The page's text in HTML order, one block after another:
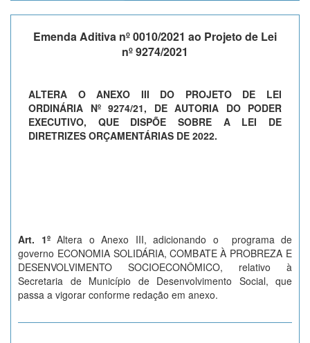
Emenda Aditiva nº 0010/2021 ao Projeto de Lei
nº 9274/2021
ALTERA O ANEXO III DO PROJETO DE LEI
ORDINÁRIA Nº 9274/21, DE AUTORIA DO PODER
EXECUTIVO, QUE DISPÕE SOBRE A LEI DE
DIRETRIZES ORÇAMENTÁRIAS DE 2022.
Art. 1ºAltera o Anexo III, adicionando o programa de
governo ECONOMIA SOLIDÁRIA, COMBATE À PROBREZA E
DESENVOLVIMENTO SOCIOECONÔMICO, relativo à
Secretaria de Município de Desenvolvimento Social, que
passa a vigorar conforme redação em anexo.